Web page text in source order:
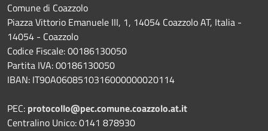
Comune di Coazzolo
Piazza Vittorio Emanuele III, 1, 14054 Coazzolo AT, Italia -
14054 - Coazzolo
Codice Fiscale: 00186130050
Partita IVA: 00186130050
IBAN: IT90A0608510316000000020114
PEC: protocollo@pec.comune.coazzolo.at.it
Centralino Unico: 0141 878930